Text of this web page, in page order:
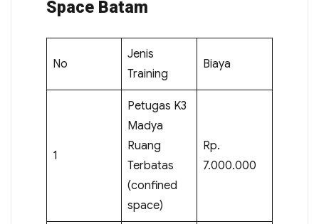
Space Batam
No
Jenis
Training
Biaya
1
Petugas K3
Madya
Ruang
Terbatas
(confined
space)
Rp.
7.000.000